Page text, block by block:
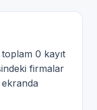
0 kayıt
firmalar